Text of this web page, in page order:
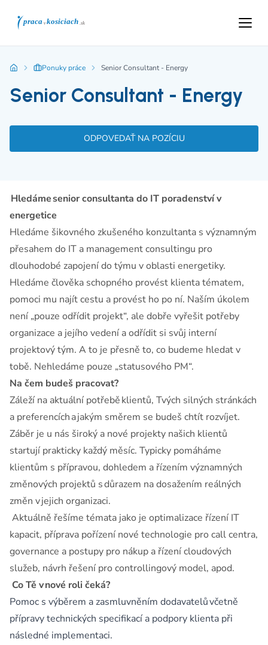
Ponuky práce Senior Consultant - Energy
Senior Consultant - Energy
ODPOVEDAŤ NA POZÍCIU
Hledáme senior consultanta do IT poradenství v
energetice
Hledáme šikovného zkušeného konzultanta s významným
přesahem do IT a management consultingu pro
dlouhodobé zapojení do týmu v oblasti energetiky.
Hledáme člověka schopného provést klienta tématem,
pomoci mu najít cestu a provést ho po ní. Naším úkolem
není „pouze odřídit projekt“, ale dobře vyřešit potřeby
organizace a jejího vedení a odřídit si svůj interní
projektový tým. A to je přesně to, co budeme hledat v
tobě. Nehledáme pouze „statusového PM“.
Na čem budeš pracovat?
Záleží na aktuální potřebě klientů, Tvých silných stránkách
a preferencích a jakým směrem se budeš chtít rozvíjet.
Záběr je u nás široký a nové projekty našich klientů
startují prakticky každý měsíc. Typicky pomáháme
klientům s přípravou, dohledem a řízením významných
změnových projektů s důrazem na dosažením reálných
změn v jejich organizaci.
Aktuálně řešíme témata jako je optimalizace řízení IT
kapacit, příprava pořízení nové technologie pro call centra,
governance a postupy pro nákup a řízení cloudových
služeb, návrh řešení pro controllingový model, apod.
Co Tě v nové roli čeká?
Pomoc s výběrem a zasmluvněním dodavatelů včetně
přípravy technických specifikací a podpory klienta při
následné implementaci.